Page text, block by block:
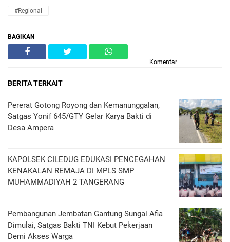
#Regional
BAGIKAN
Komentar
BERITA TERKAIT
Pererat Gotong Royong dan Kemanunggalan,
Satgas Yonif 645/GTY Gelar Karya Bakti di
Desa Ampera
KAPOLSEK CILEDUG EDUKASI PENCEGAHAN
KENAKALAN REMAJA DI MPLS SMP
MUHAMMADIYAH 2 TANGERANG
Pembangunan Jembatan Gantung Sungai Afia
Dimulai, Satgas Bakti TNI Kebut Pekerjaan
Demi Akses Warga